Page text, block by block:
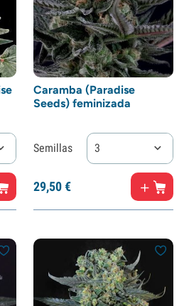
Caramba (Paradise
Seeds) feminizada
Semillas 3
29,50€